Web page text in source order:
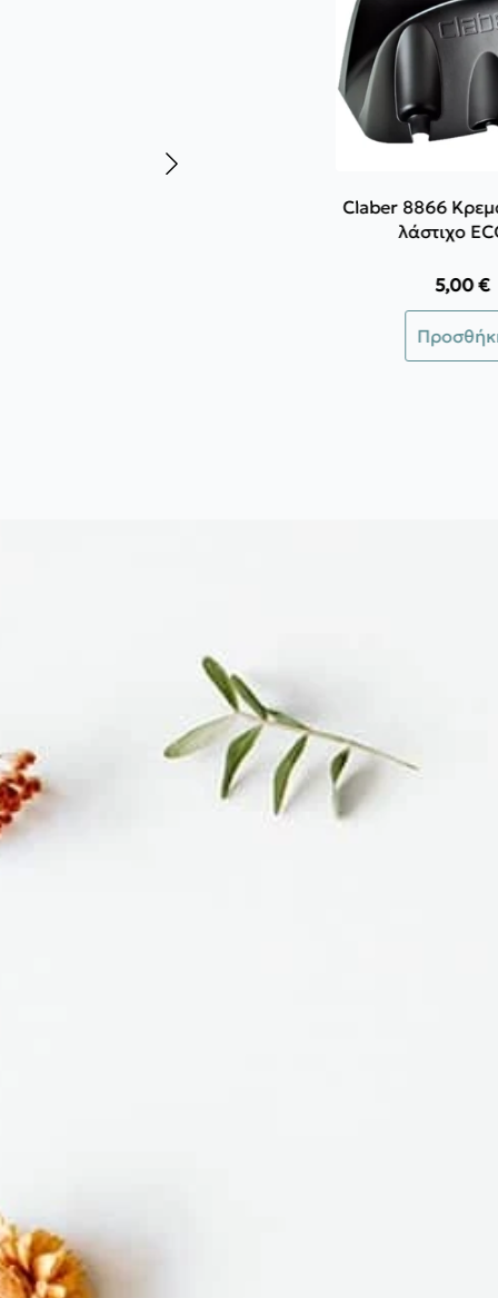
Claber 8866
λάστιχο
5,00€